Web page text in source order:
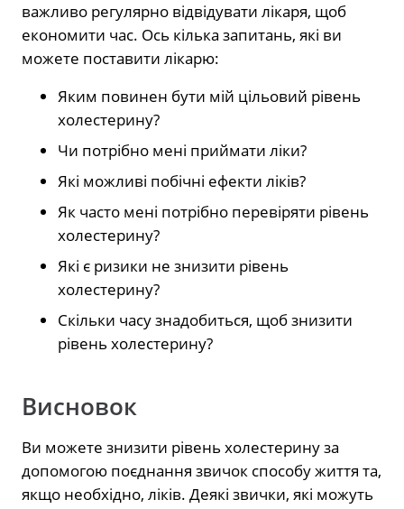
важливо регулярно відвідувати лікаря, щоб
економити час. Ось кілька запитань, які ви
можете поставити лікарю:
Яким повинен бути мій цільовий рівень
холестерину?
Чи потрібно мені приймати ліки?
Які можливі побічні ефекти ліків?
Як часто мені потрібно перевіряти рівень
холестерину?
Які є ризики не знизити рівень
холестерину?
Скільки часу знадобиться, щоб знизити
рівень холестерину?
Висновок
Ви можете знизити рівень холестерину за
допомогою поєднання звичок способу життя та,
якщо необхідно, ліків. Деякі звички, які можуть